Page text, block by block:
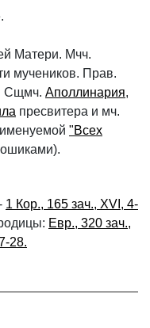
Матери. Мчч.
мучеников. Прав.
Сщмч. Аполлинария,
пресвитера и мч.
"Всех
1 Кор., 165 зач., XVI, 4-
Евр., 320 зач.,
28.